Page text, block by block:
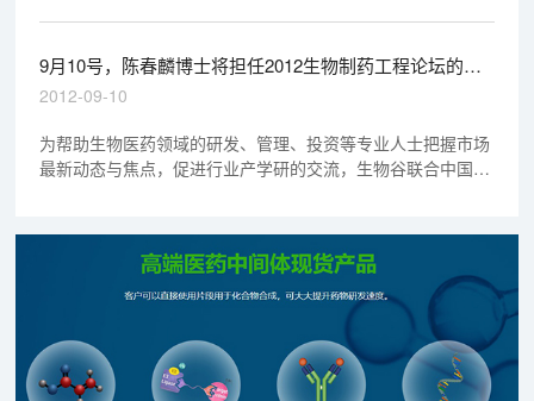
发表演讲。
9月10号，陈春麟博士将担任2012生物制药工程论坛的演
讲嘉宾
2012-09-10
为帮助生物医药领域的研发、管理、投资等专业人士把握市场
最新动态与焦点，促进行业产学研的交流，生物谷联合中国生